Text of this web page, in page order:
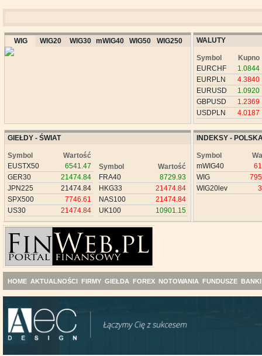
WIG WIG20 WIG30 mWIG40 WIG50 WIG250 WALUTY
Symbol
Kupno
EURCHF
1.0844
EURPLN
4.3840
EURUSD
1.0920
GBPUSD
1.2369
USDPLN
4.0187
GIEŁDY - ŚWIAT
Symbol
Wartość
EUSTX50
6541.47
GER30
21474.84
JPN225
21474.84
SPX500
7746.61
US30
21474.84
Symbol
Wartość
FRA40
8729.93
HKG33
21474.84
NAS100
21474.84
UK100
10901.15
INDEKSY -
Symbol
mWIG40
WIG
WIG20lev
HOME AKTUALNOŚCI FIRMY GIEŁDA FOREX NOTOWANIA FUNDUSZE BANKI